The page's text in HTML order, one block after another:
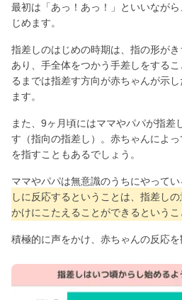
最初は「あっ！あっ！」といいなが
じめます。
指差しのはじめの時期は、指の形が
あり、手全体をつかう手差しをする
るまでは指差す方向が赤ちゃんが示
ます。
また、9ヶ月頃にはママやパパが指差
す（指向の指差し）。赤ちゃんによ
を指すこともあるでしょう。
ママやパパは無意識のうちにやってい
しに反応するということは、指差し
かけにこたえることができるというこ
積極的に声をかけ、赤ちゃんの反応を